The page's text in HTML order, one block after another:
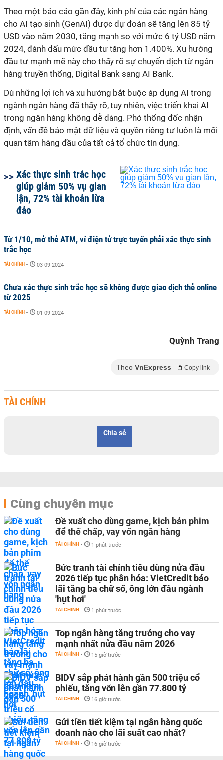
Theo một báo cáo gần đây, kinh phí của các ngân hàng
cho AI tạo sinh (GenAI) được dự đoán sẽ tăng lên 85 tỷ
USD vào năm 2030, tăng mạnh so với mức 6 tỷ USD năm
2024, đánh dấu mức đầu tư tăng hơn 1.400%. Xu hướng
đầu tư mạnh mẽ này cho thấy rõ sự chuyển dịch từ ngân
hàng truyền thống, Digital Bank sang AI Bank.
Dù những lợi ích và xu hướng bắt buộc áp dụng AI trong
ngành ngân hàng đã thấy rõ, tuy nhiên, việc triển khai AI
trong ngân hàng không dễ dàng. Phó thống đốc nhận
định, vấn đề bảo mật dữ liệu và quyền riêng tư luôn là mối
quan tâm hàng đầu của tất cả tổ chức tín dụng.
Xác thực sinh trắc học
giúp giảm 50% vụ gian
lận, 72% tài khoản lừa
đảo
Từ 1/10, mở thẻ ATM, ví điện tử trực tuyến phải xác thực sinh
trắc học
TÀI CHÍNH - 03-09-2024
Chưa xác thực sinh trắc học sẽ không được giao dịch thẻ online
từ 2025
TÀI CHÍNH - 01-09-2024
Quỳnh Trang
Theo VnExpress Copy link
TÀI CHÍNH
Chia sẻ
Cùng chuyên mục
Đề xuất cho dùng game, kịch bản phim
để thế chấp, vay vốn ngân hàng
TÀI CHÍNH - 1 phút trước
Bức tranh tài chính tiêu dùng nửa đầu
2026 tiếp tục phân hóa: VietCredit báo
lãi tăng ba chữ số, ông lớn đầu ngành
'hụt hơi'
TÀI CHÍNH - 1 phút trước
Top ngân hàng tăng trưởng cho vay
mạnh nhất nửa đầu năm 2026
TÀI CHÍNH - 15 giờ trước
BIDV sắp phát hành gần 500 triệu cổ
phiếu, tăng vốn lên gần 77.800 tỷ
TÀI CHÍNH - 16 giờ trước
Gửi tiền tiết kiệm tại ngân hàng quốc
doanh nào cho lãi suất cao nhất?
TÀI CHÍNH - 16 giờ trước